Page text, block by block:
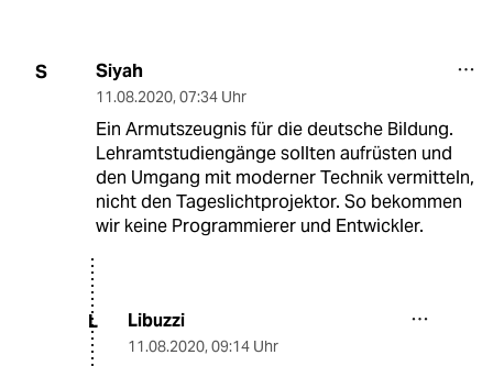
S Siyah
11.08.2020, 07:34 Uhr
Ein Armutszeugnis für die deutsche Bildung.
Lehramtstudiengänge sollten aufrüsten und
den Umgang mit moderner Technik vermitteln,
nicht den Tageslichtprojektor. So bekommen
wir keine Programmierer und Entwickler.
L Libuzzi
11.08.2020, 09:14 Uhr